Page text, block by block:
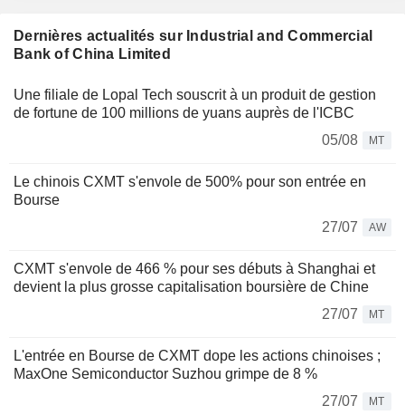
Dernières actualités sur Industrial and Commercial
Bank of China Limited
Une filiale de Lopal Tech souscrit à un produit de gestion
de fortune de 100 millions de yuans auprès de l'ICBC
05/08
MT
Le chinois CXMT s'envole de 500% pour son entrée en
Bourse
27/07
AW
CXMT s'envole de 466 % pour ses débuts à Shanghai et
devient la plus grosse capitalisation boursière de Chine
27/07
MT
L'entrée en Bourse de CXMT dope les actions chinoises ;
MaxOne Semiconductor Suzhou grimpe de 8 %
27/07
MT